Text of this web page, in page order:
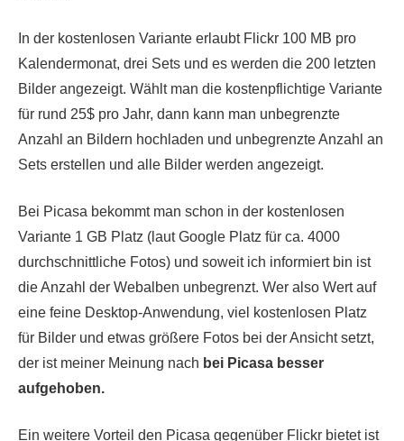
In der kostenlosen Variante erlaubt Flickr 100 MB pro
Kalendermonat, drei Sets und es werden die 200 letzten
Bilder angezeigt. Wählt man die kostenpflichtige Variante
für rund 25$ pro Jahr, dann kann man unbegrenzte
Anzahl an Bildern hochladen und unbegrenzte Anzahl an
Sets erstellen und alle Bilder werden angezeigt.
Bei Picasa bekommt man schon in der kostenlosen
Variante 1 GB Platz (laut Google Platz für ca. 4000
durchschnittliche Fotos) und soweit ich informiert bin ist
die Anzahl der Webalben unbegrenzt. Wer also Wert auf
eine feine Desktop-Anwendung, viel kostenlosen Platz
für Bilder und etwas größere Fotos bei der Ansicht setzt,
der ist meiner Meinung nach bei Picasa besser
aufgehoben.
Ein weitere Vorteil den Picasa gegenüber Flickr bietet ist